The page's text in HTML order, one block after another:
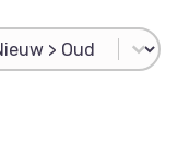
Reset